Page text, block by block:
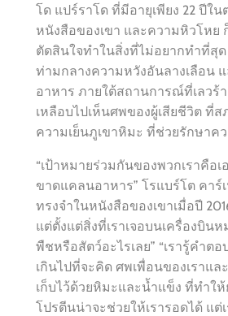
โด แปร์ราโด ที่มีอายุเพียง 22 ปีใ
หนังสือของเขา และความหิวโหย
ตัดสินใจทำในสิ่งที่ไม่อยากทำที่สุ
ท่ามกลางความหวังอันลางเลือน
อาหาร ภายใต้สถานการณ์ที่เลวร้
เหลือบไปเห็นศพของผู้เสียชีวิต ที่ส
ความเย็นภูเขาหิมะ ที่ช่วยรักษาคว
“เป้าหมายร่วมกันของพวกเราคือเ
ขาดแคลนอาหาร” โรแบร์โต คาร์
ทรงจำในหนังสือของเขาเมื่อปี
แต่ตั้งแต่สิ่งที่เราเจอบนเครื่องบินห
พืชหรือสัตว์อะไรเลย” “เรารู้คำต
เกินไปที่จะคิด ศพเพื่อนของเราแ
เก็บไว้ด้วยหิมะและน้ำแข็ง ที่ทำให้
โปรตีนน่าจะช่วยให้เรารอดได้ แต่